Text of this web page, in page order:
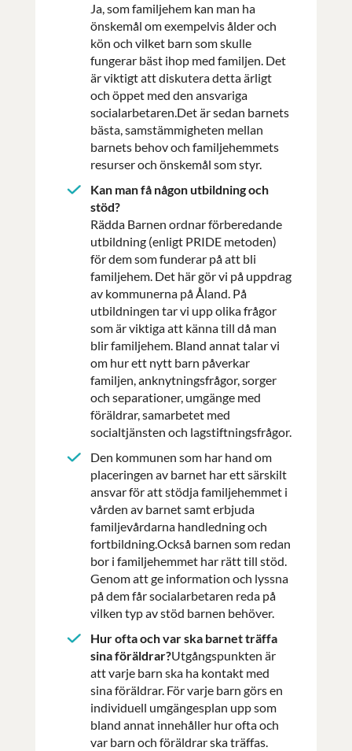
Ja, som familjehem kan man ha
önskemål om exempelvis ålder och
kön och vilket barn som skulle
fungerar bäst ihop med familjen. Det
är viktigt att diskutera detta ärligt
och öppet med den ansvariga
socialarbetaren.Det är sedan barnets
bästa, samstämmigheten mellan
barnets behov och familjehemmets
resurser och önskemål som styr.
Kan man få någon utbildning och
stöd?
Rädda Barnen ordnar förberedande
utbildning (enligt PRIDE metoden)
för dem som funderar på att bli
familjehem. Det här gör vi på uppdrag
av kommunerna på Åland. På
utbildningen tar vi upp olika frågor
som är viktiga att känna till då man
blir familjehem. Bland annat talar vi
om hur ett nytt barn påverkar
familjen, anknytningsfrågor, sorger
och separationer, umgänge med
föräldrar, samarbetet med
socialtjänsten och lagstiftningsfrågor.
Den kommunen som har hand om
placeringen av barnet har ett särskilt
ansvar för att stödja familjehemmet i
vården av barnet samt erbjuda
familjevårdarna handledning och
fortbildning.Också barnen som redan
bor i familjehemmet har rätt till stöd.
Genom att ge information och lyssna
på dem får socialarbetaren reda på
vilken typ av stöd barnen behöver.
Hur ofta och var ska barnet träffa
sina föräldrar?Utgångspunkten är
att varje barn ska ha kontakt med
sina föräldrar. För varje barn görs en
individuell umgängesplan upp som
bland annat innehåller hur ofta och
var barn och föräldrar ska träffas.